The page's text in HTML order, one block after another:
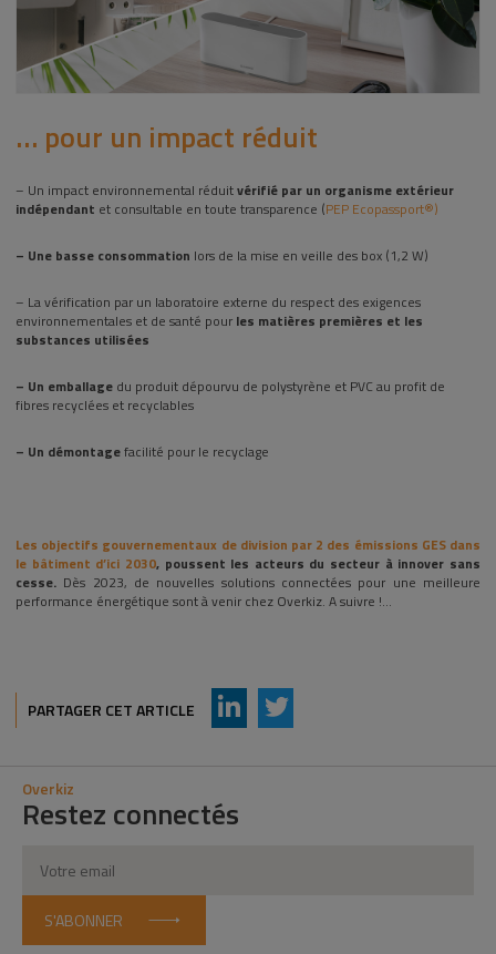
… pour un impact réduit
– Un impact environnemental réduitvérifié par un organisme extérieur
indépendant et consultable en toute transparence (PEP Ecopassport®)
– Une basse consommation lors de la mise en veille des box (1,2 W)
– La vérification par un laboratoire externe du respect des exigences
environnementales et de santé pour les matières premières et les
substances utilisées
– Un emballage du produit dépourvu de polystyrène et PVC au profit de
fibres recyclées et recyclables
– Un démontagefacilité pour le recyclage
Les objectifs gouvernementaux de division par 2 des émissions GES dans
le bâtiment d’ici 2030, poussent les acteurs du secteur à innover sans
cesse. Dès 2023, de nouvelles solutions connectées pour une meilleure
performance énergétique sont à venir chez Overkiz. A suivre !…
PARTAGER CET ARTICLE AddThis Sharing Buttons
Share to LinkedIn
Share to Twitter
Overkiz
Restez connectés
S'ABONNER